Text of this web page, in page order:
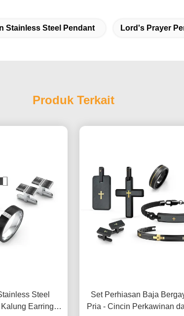
Stainless Steel Pendant Lord's Prayer
Produk Terkait
Steel
Earrings
Set Perhiasan Baja
Pria - Cincin Perkawinan